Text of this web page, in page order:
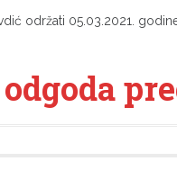
održati 05.03.2021.